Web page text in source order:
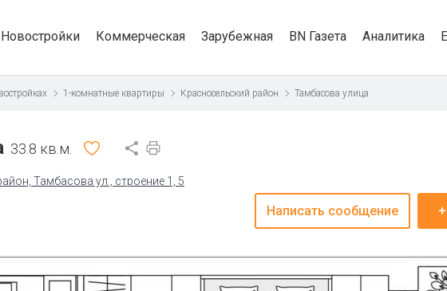
Новостройки Коммерческая Зарубежная BN Газета Аналитика
1-комнатные квартиры Красносельский район Тамбасова улица
33.8 кв.м.
Тамбасова ул., строение 1, 5
Написать сообщение